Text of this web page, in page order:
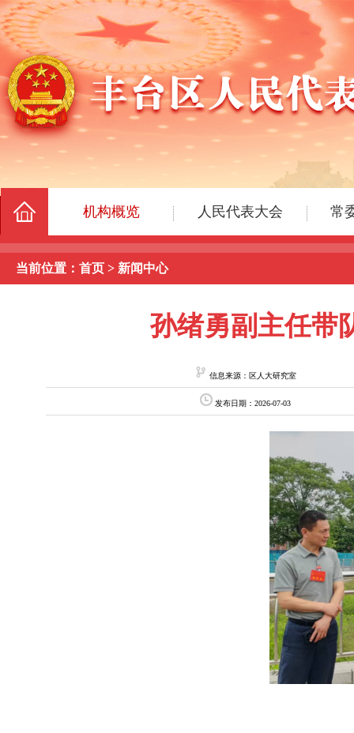
当前位置： 首页 > 新闻中心
孙绪勇副主任带
信息来源：区人大研究室
发布日期：2026-07-03